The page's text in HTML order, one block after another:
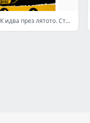
🖤 Да, ЧЕРНИЯТ ПЕТЪК идва през лятото. Старт тази вечер!